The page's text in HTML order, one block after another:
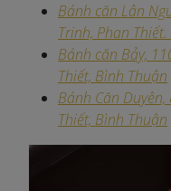
Bánh căn Lân
Trinh, Phan
Bánh căn Bảy,
Thiết, Bình Thuận
Bánh Căn Duyên,
Thiết, Bình Thuận